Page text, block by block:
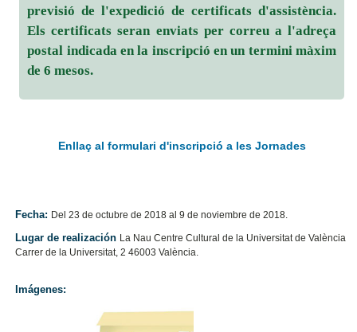
previsió de l'expedició de certificats d'assistència.
Els certificats seran enviats per correu a l'adreça
postal indicada en la inscripció en un termini màxim
de 6 mesos.
Enllaç al formulari d'inscripció a les Jornades
Fecha: Del 23 de octubre de 2018 al 9 de noviembre de 2018.
Lugar de realización La Nau Centre Cultural de la Universitat de València
Carrer de la Universitat, 2 46003 València.
Imágenes: